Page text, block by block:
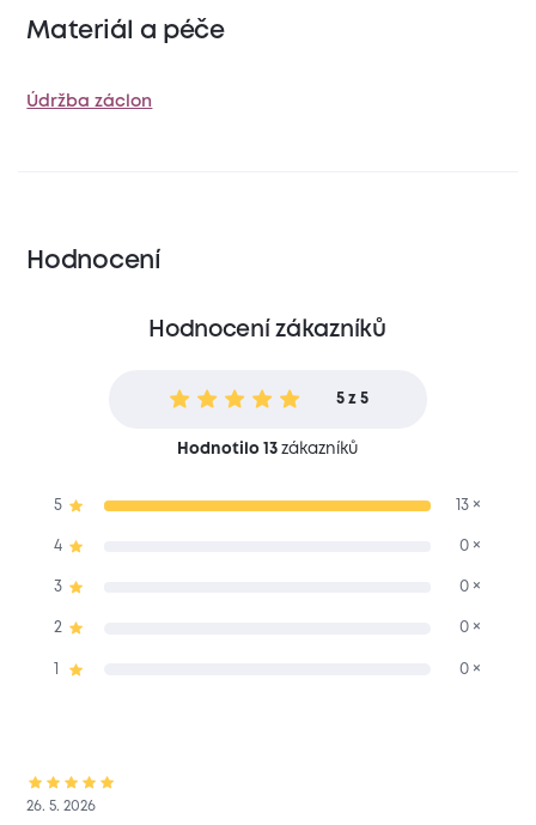
Materiál a péče
Údržba záclon
Hodnocení
Hodnocení zákazníků
5 z 5
Hodnotilo 13 zákazníků
5 13 ×
4 0 ×
3 0 ×
2 0 ×
0 ×
26. 5. 2026